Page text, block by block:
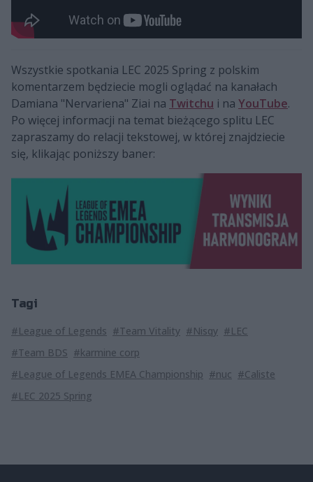
Wszystkie spotkania LEC 2025 Spring z polskim
komentarzem będziecie mogli oglądać na kanałach
Damiana "Nervariena" Ziai na Twitchu i na YouTube.
Po więcej informacji na temat bieżącego splitu LEC
zapraszamy do relacji tekstowej, w której znajdziecie
się, klikając poniższy baner:
Tagi
#League of Legends #Team Vitality #Nisqy #LEC
#Team BDS #karmine corp
#League of Legends EMEA Championship #nuc #Caliste
#LEC 2025 Spring